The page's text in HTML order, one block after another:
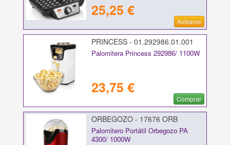
25,25 €
Avísame
PRINCESS - 01.292986.01.001
Palomitera Princess 292986/ 1100W
23,75 €
Comprar
ORBEGOZO - 17676 ORB
Palomitero Portátil Orbegozo PA
4300/ 1000W